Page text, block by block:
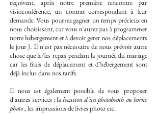
reçoivent, après notre première rencontre par
visioconférence, un contrat correspondant à leur
demande. Vous pourrez gagner un temps précieux en
nous choisissant, car vous n'aurez pas à programmer
notre hébergement et à devoir gérer nos déplacements
le jour J. Il n'est pas nécessaire de nous prévoir autre
chose que le/les repas pendant la journée du mariage
car les frais de déplacement et d'hébergement sont
déjà inclus dans nos tarifs.
Il nous est également possible de vous proposer
d'autres services : lalocation d'un photobooth ou borne
photo, les impressions de livres photo etc.